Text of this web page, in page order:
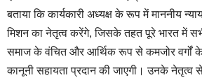
बताया कि कार्यकारी अध्यक्ष के रूप में माननीय
मिशन का नेतृत्व करेंगे, जिसके तहत पूरे भारत में
समाज के वंचित और आर्थिक रूप से कमजोर वर्गों
कानूनी सहायता प्रदान की जाएगी। उनके